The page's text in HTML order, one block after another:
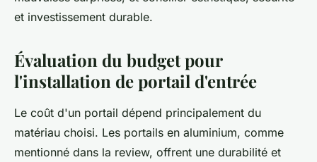
et investissement durable.
Évaluation du budget pour
l'installation de portail d'entrée
Le coût d'un portail dépend principalement du
matériau choisi. Les portails en aluminium, comme
mentionné dans la review, offrent une durabilité et